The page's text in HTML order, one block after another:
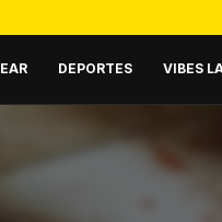
DEPORTES VIBES